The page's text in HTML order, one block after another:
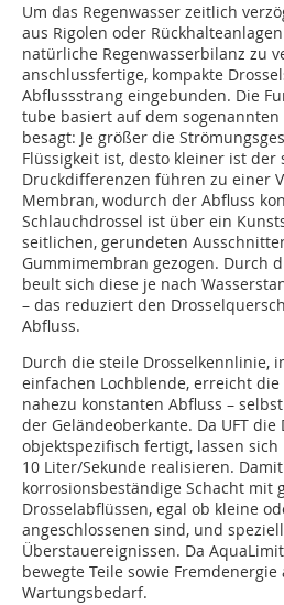
Um das Regenwasser zeitlich
aus Rigolen oder
natürliche Regenwasserbilanz zu
anschlussfertige, kompakte
Abflussstrang eingebunden. Die
tube basiert auf dem
besagt: Je größer die
Flüssigkeit ist, desto kleiner ist der
Druckdifferenzen führen zu einer
Membran, wodurch der Abfluss
Schlauchdrossel ist über ein
seitlichen, gerundeten
Gummimembran gezogen. Durch
beult sich diese je nach
– das reduziert den
Abfluss.
Durch die steile Drosselkennlinie,
einfachen Lochblende, erreicht
nahezu konstanten Abfluss –
der Geländeoberkante. Da UFT
objektspezifisch fertigt, lassen sich
10 Liter/Sekunde realisieren.
korrosionsbeständige Schacht mit
Drosselabflüssen, egal ob kleine
angeschlossenen sind, und
Überstauereignissen. Da
bewegte Teile sowie
Wartungsbedarf.